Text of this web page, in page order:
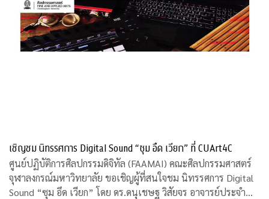
เชิญชม นิทรรศการ Digital Sound “ซุม อึด เวียก” ที่ CUArt4C
ศูนย์ปฏิบัติการศิลปกรรมดิจิทัล (FAAMAI) คณะศิลปกรรมศาสตร์
จุฬาลงกรณ์มหาวิทยาลัย ขอเชิญผู้ที่สนใจชม นิทรรศการ Digital
Sound “ซุม อึด เวียก” โดย ดร.ดนุเชษฐ วิสัยจร อาจารย์ประจำ